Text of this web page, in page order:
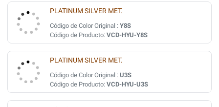
PLATINUM SILVER MET.
Código de Color Original : Y8S
Código de Producto: VCD-HYU-Y8S
PLATINUM SILVER MET.
Código de Color Original : U3S
Código de Producto: VCD-HYU-U3S